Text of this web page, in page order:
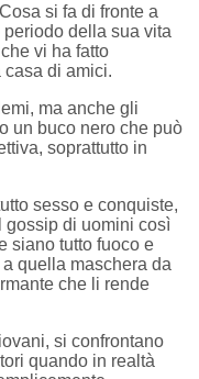
si fa di fronte a
della sua vita
vi ha fatto
di amici.
ma anche gli
un buco nero che può
soprattutto in
sesso e conquiste,
gossip di uomini così
siano tutto fuoco e
quella maschera da
che li rende
si confrontano
quando in realtà